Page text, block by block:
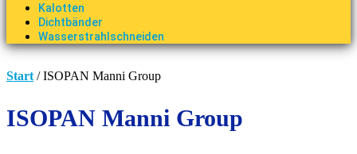
Kalotten
Dichtbänder
Wasserstrahlschneiden
Start / ISOPAN Manni Group
ISOPAN Manni Group